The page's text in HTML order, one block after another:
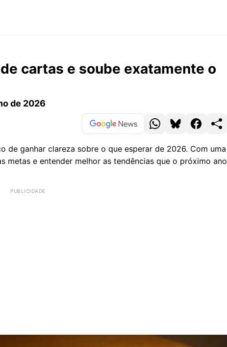
cartas e soube exatamente o
de 2026
de ganhar clareza sobre o que esperar de 2026. Com uma
metas e entender melhor as tendências que o próximo ano